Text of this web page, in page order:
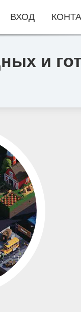
и
ВХОД